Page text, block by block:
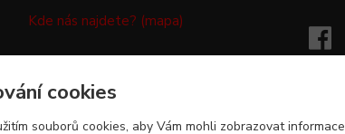
Kde nás najdete? (mapa)
cookies
souborů cookies, aby Vám mohli zobrazovat informace